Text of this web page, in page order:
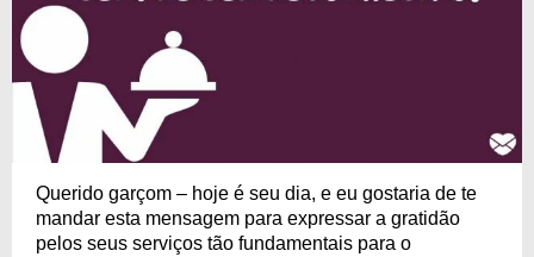
Querido garçom – hoje é seu dia, e eu gostaria de te
mandar esta mensagem para expressar a gratidão
pelos seus serviços tão fundamentais para o